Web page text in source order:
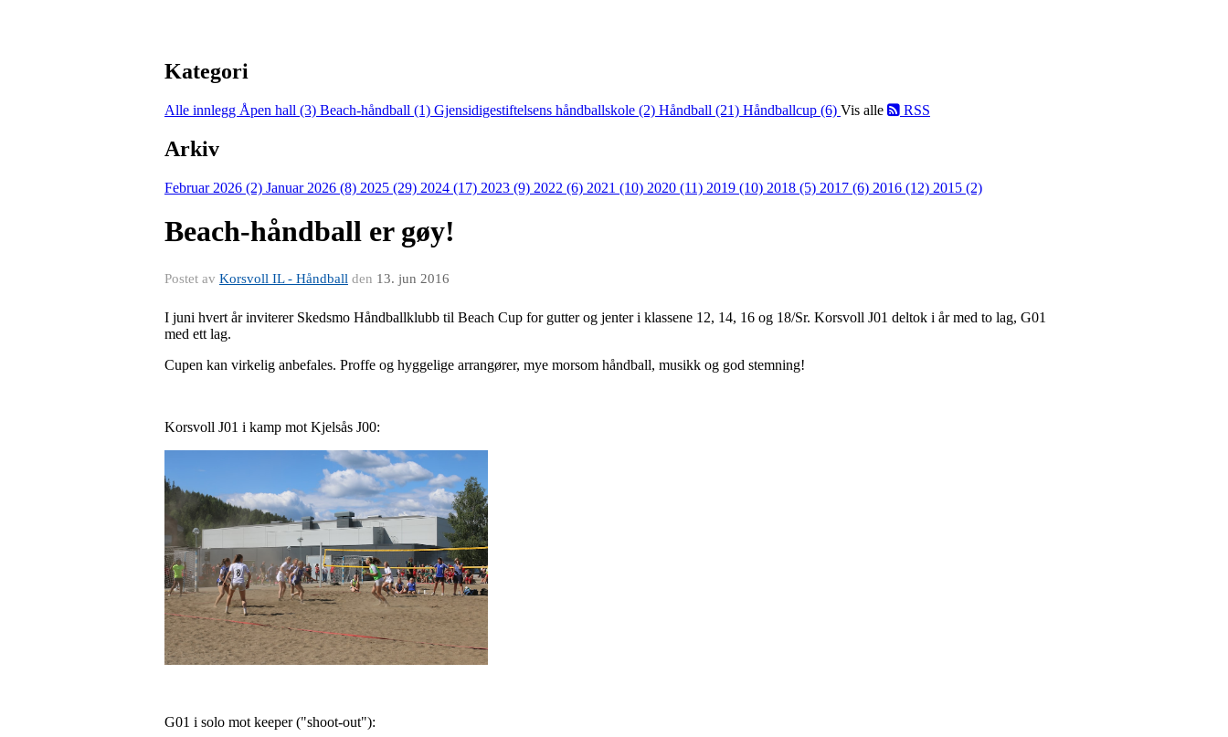
Kategori
Alle innlegg Åpen hall (3) Beach-håndball (1) Gjensidigestiftelsens håndballskole (2) Håndball (21) Håndballcup (6) Vis alle RSS
Arkiv
Februar 2026 (2) Januar 2026 (8) 2025 (29) 2024 (17) 2023 (9) 2022 (6) 2021 (10) 2020 (11) 2019 (10) 2018 (5) 2017 (6) 2016 (12) 2015 (2)
Beach-håndball er gøy!
Postet av Korsvoll IL - Håndball den 13. jun 2016
I juni hvert år inviterer Skedsmo Håndballklubb til Beach Cup for gutter og jenter i klassene 12, 14, 16 og 18/Sr. Korsvoll J01 deltok i år med to lag, G01
med ett lag.
Cupen kan virkelig anbefales. Proffe og hyggelige arrangører, mye morsom håndball, musikk og god stemning!
Korsvoll J01 i kamp mot Kjelsås J00:
G01 i solo mot keeper ("shoot-out"):